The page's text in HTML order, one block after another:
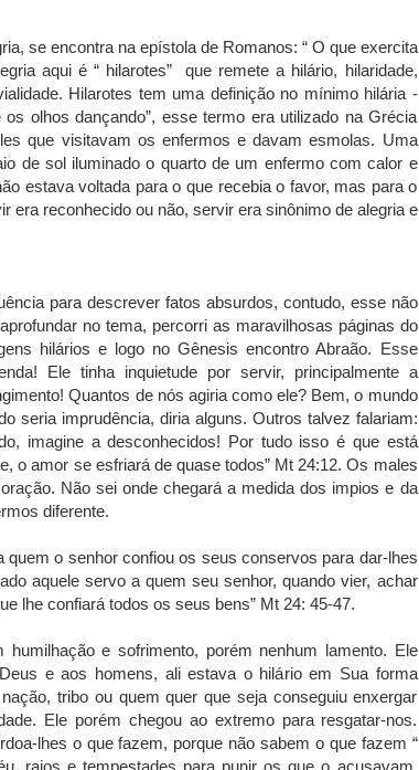
se encontra na epístola de Romanos: “ O que exercita
aqui é “ hilarotes” que remete a hilário, hilaridade,
Hilarotes tem uma definição no mínimo hilária -
olhos dançando”, esse termo era utilizado na Grécia
que visitavam os enfermos e davam esmolas. Uma
de sol iluminado o quarto de um enfermo com calor e
estava voltada para o que recebia o favor, mas para o
era reconhecido ou não, servir era sinônimo de alegria e
para descrever fatos absurdos, contudo, esse não
no tema, percorri as maravilhosas páginas do
hilários e logo no Gênesis encontro Abraão. Esse
Ele tinha inquietude por servir, principalmente a
Quantos de nós agiria como ele? Bem, o mundo
seria imprudência, diria alguns. Outros talvez falariam:
imagine a desconhecidos! Por tudo isso é que está
o amor se esfriará de quase todos” Mt 24:12. Os males
Não sei onde chegará a medida dos impios e da
diferente.
quem o senhor confiou os seus conservos para dar-lhes
aquele servo a quem seu senhor, quando vier, achar
lhe confiará todos os seus bens” Mt 24: 45-47.
e sofrimento, porém nenhum lamento. Ele
e aos homens, ali estava o hilário em Sua forma
tribo ou quem quer que seja conseguiu enxergar
Ele porém chegou ao extremo para resgatar-nos.
lhes o que fazem, porque não sabem o que fazem “